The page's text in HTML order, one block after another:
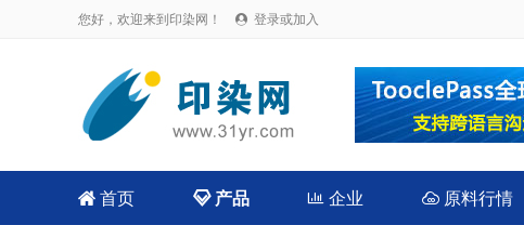
您好，欢迎来到印染网！  登录或加入
 首页 产品  企业 原料行情